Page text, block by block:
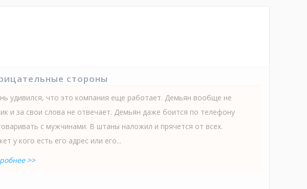
стороны
удивился, что это компания еще работает. Демьян вообще не
и за свои слова не отвечает. Демьян даже боится по телефону
с мужчинами. В штаны наложил и прячется от всех.
у кого есть его адрес или его...
>>